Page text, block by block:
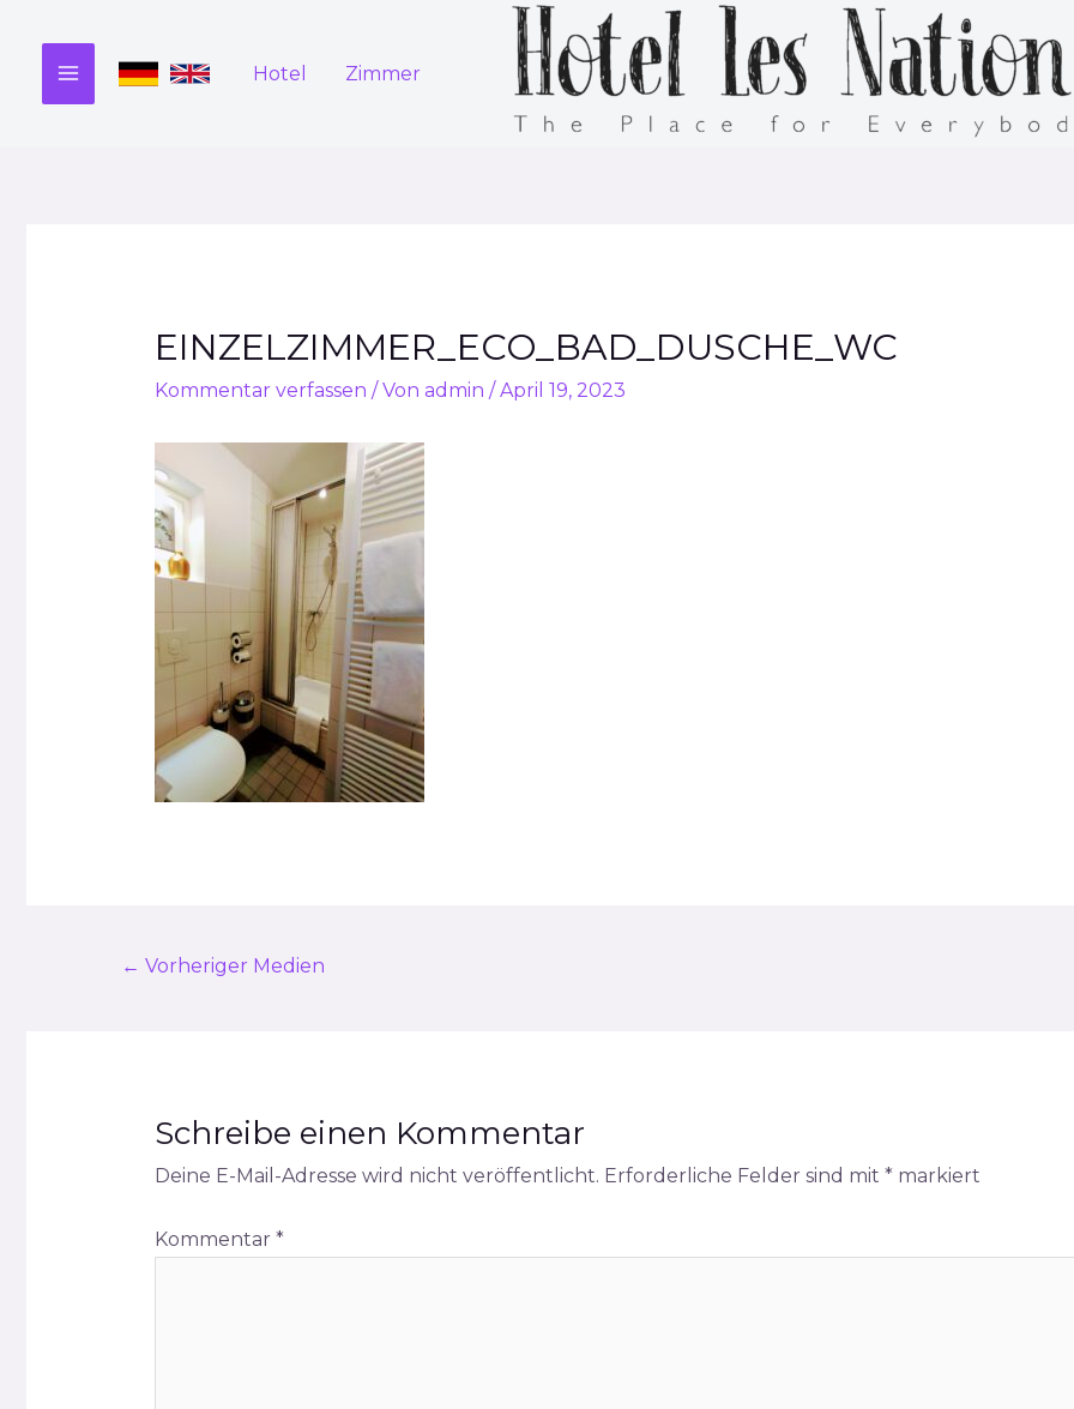
Inhalt
springenMAIN
Hotel Zimmer
EINZELZIMMER_ECO_BAD_DUSCHE_WC
Kommentar verfassen / Von admin / April 19, 2023
← Vorheriger Medien
Schreibe einen Kommentar
Deine E-Mail-Adresse wird nicht veröffentlicht. Erforderliche Felder sind mit *markiert
Kommentar *